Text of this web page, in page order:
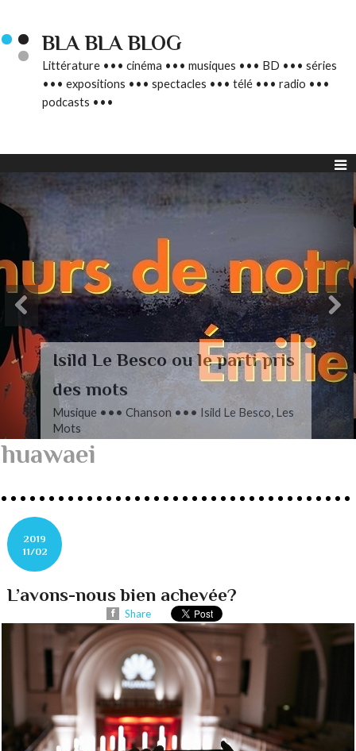
BLA BLA BLOG
Littérature ••• cinéma ••• musiques ••• BD ••• séries
••• expositions ••• spectacles ••• télé ••• radio •••
podcasts •••
L’autre Mendelssohn
Musique ••• Classique ••• Fanny
Mendelssohn, Das Jahr
huawaei
2019
11/02
L’avons-nous bien achevée?
Share